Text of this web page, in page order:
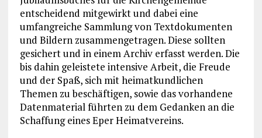
entscheidend mitgewirkt und dabei eine
umfangreiche Sammlung von Textdokumenten
und Bildern zusammengetragen. Diese sollten
gesichert und in einem Archiv erfasst werden. Die
bis dahin geleistete intensive Arbeit, die Freude
und der Spaß, sich mit heimatkundlichen
Themen zu beschäftigen, sowie das vorhandene
Datenmaterial führten zu dem Gedanken an die
Schaffung eines Eper Heimatvereins.